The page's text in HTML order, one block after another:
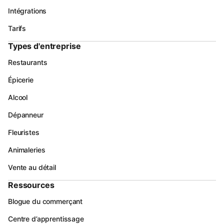
Intégrations
Tarifs
Types d'entreprise
Restaurants
Épicerie
Alcool
Dépanneur
Fleuristes
Animaleries
Vente au détail
Ressources
Blogue du commerçant
Centre d’apprentissage